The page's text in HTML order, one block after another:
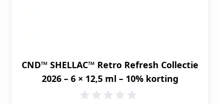
CND™ SHELLAC™ Retro Refresh Collectie
2026 – 6 × 12,5 ml – 10% korting